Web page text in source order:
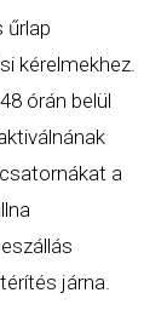
űrlap
kérelmekhez.
órán belül
a
járna.